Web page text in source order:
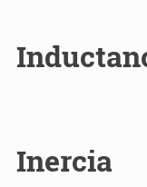
Inercia